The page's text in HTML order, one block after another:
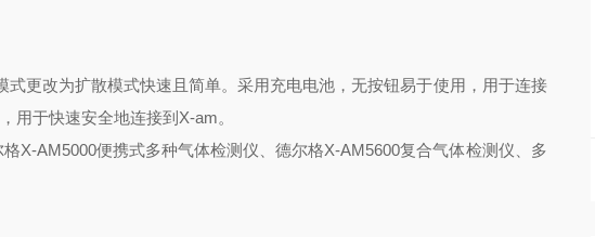
更改为扩散模式快速且简单。采用充电电池，无按钮易于使用，用于连接
用于快速安全地连接到X-am。
X-AM5000便携式多种气体检测仪、德尔格X-AM5600复合气体检测仪、多